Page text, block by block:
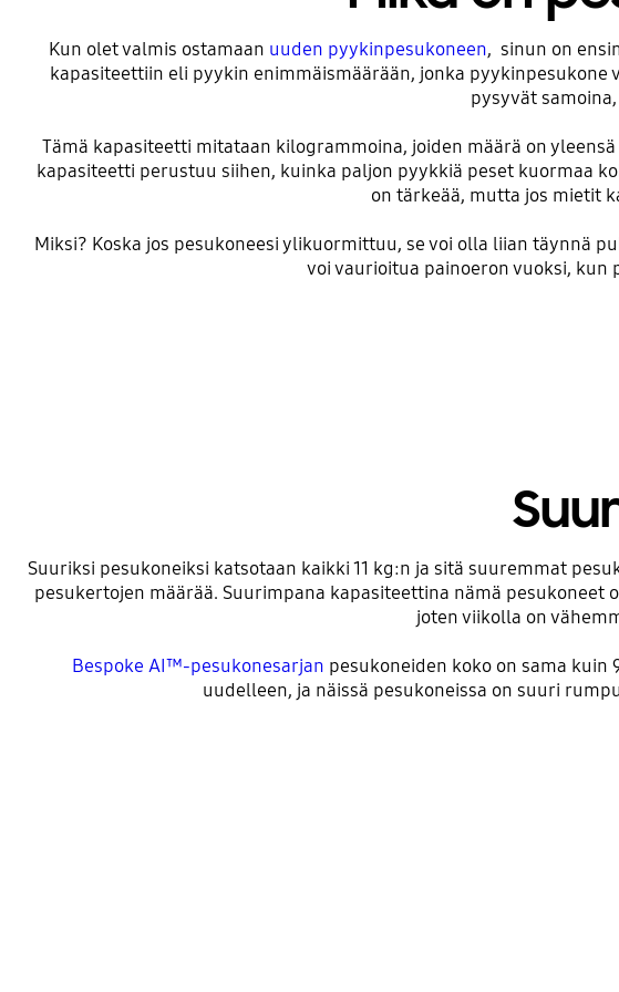
Kun olet valmis ostamaan uuden pyykinpesukoneen, sinun on
kapasiteettiin eli pyykin enimmäismäärään, jonka
pysyvät
Tämä kapasiteetti mitataan kilogrammoina, joiden määrä on
kapasiteetti perustuu siihen, kuinka paljon pyykkiä peset kuormaa
on tärkeää, mutta jos mietit
Miksi? Koska jos pesukoneesi ylikuormittuu, se voi olla liian täynnä
voi vaurioitua painoeron vuoksi,
Suuriksi pesukoneiksi katsotaan kaikki 11 kg:n ja sitä suuremmat
pesukertojen määrää. Suurimpana kapasiteettina nämä
joten viikolla on
Bespoke AI™-pesukonesarjan pesukoneiden koko on sama
uudelleen, ja näissä pesukoneissa on suuri